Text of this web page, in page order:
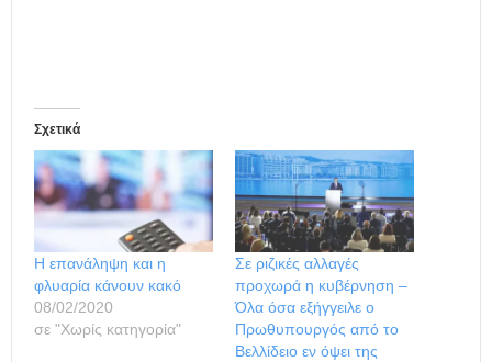
Σχετικά
Η επανάληψη και η
φλυαρία κάνουν κακό
08/02/2020
σε "Χωρίς κατηγορία"
Σε ριζικές αλλαγές
προχωρά η κυβέρνηση –
Όλα όσα εξήγγειλε ο
Πρωθυπουργός από το
Βελλίδειο εν όψει της